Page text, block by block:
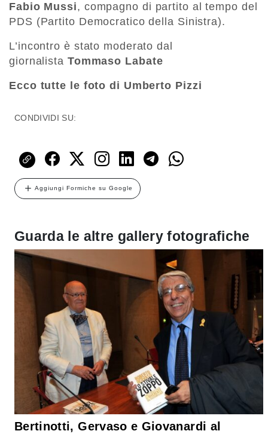
Fabio Mussi, compagno di partito al tempo del
PDS (Partito Democratico della Sinistra).
L’incontro è stato moderato dal
giornalista Tommaso Labate
Ecco tutte le foto di Umberto Pizzi
CONDIVIDI SU:
Aggiungi Formiche su Google
Guarda le altre gallery fotografiche
Bertinotti, Gervaso e Giovanardi al